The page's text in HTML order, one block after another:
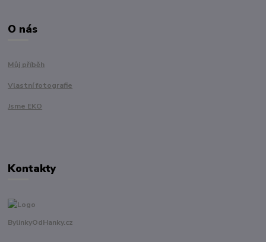
O nás
Můj příběh
Vlastní fotografie
Jsme EKO
Kontakty
BylinkyOdHanky.cz